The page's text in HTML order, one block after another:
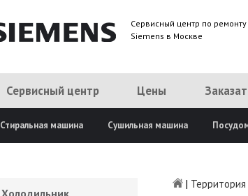
Сервисный центр по ремонту
Siemens в Москве
Сервисный центр Цены
Стиральная машина Сушильная машина
|
Холодильник